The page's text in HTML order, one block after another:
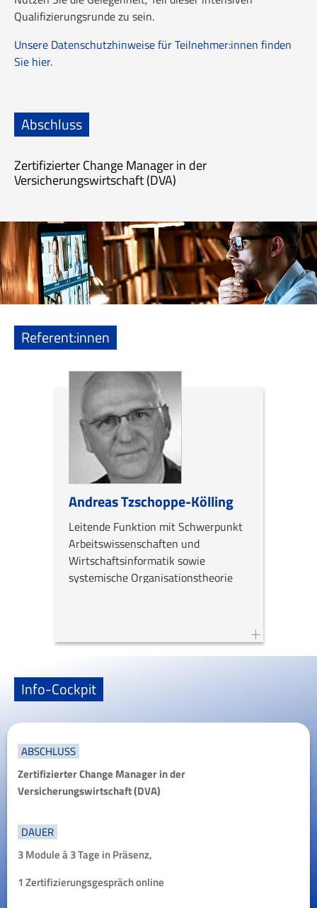
Qualifizierungsrunde zu sein.
Unsere Datenschutzhinweise für Teilnehmer:innen finden
Sie hier.
Abschluss
Zertifizierter Change Manager in der
Versicherungswirtschaft (DVA)
Referent:innen
Andreas Tzschoppe-Kölling
Leitende Funktion mit Schwerpunkt
Arbeitswissenschaften und
Wirtschaftsinformatik sowie
systemische Organisationstheorie
Finanzdienstleistungskonzernen und
Coaching und Supervision von
Führungskräften beim Aufbau
Info-Cockpit
ABSCHLUSS
Zertifizierter Change Manager in der
Versicherungswirtschaft (DVA)
DAUER
3 Module á 3 Tage in Präsenz,
1 Zertifizierungsgespräch online